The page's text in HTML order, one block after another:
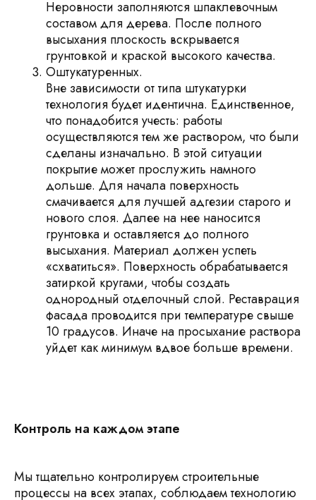
Неровности заполняются шпаклевочным
составом для дерева. После полного
высыхания плоскость вскрывается
грунтовкой и краской высокого качества.
Оштукатуренных.
Вне зависимости от типа штукатурки
технология будет идентична. Единственное,
что понадобится учесть: работы
осуществляются тем же раствором, что были
сделаны изначально. В этой ситуации
покрытие может прослужить намного
дольше. Для начала поверхность
смачивается для лучшей адгезии старого и
нового слоя. Далее на нее наносится
грунтовка и оставляется до полного
высыхания. Материал должен успеть
«схватиться». Поверхность обрабатывается
затиркой кругами, чтобы создать
однородный отделочный слой. Реставрация
фасада проводится при температуре свыше
10 градусов. Иначе на просыхание раствора
уйдет как минимум вдвое больше времени.
Контроль на каждом этапе
Мы тщательно контролируем строительные
процессы на всех этапах, соблюдаем технологию